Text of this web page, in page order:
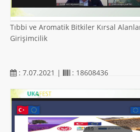
Tıbbi ve Aromatik Bitkiler Kırsal
Girişimcilik
: 7.07.2021 | : 18608436